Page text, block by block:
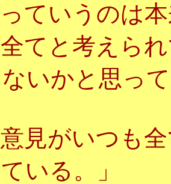
ていうのは
てと考えら
いかと思っ
意見がいつも
いる。」